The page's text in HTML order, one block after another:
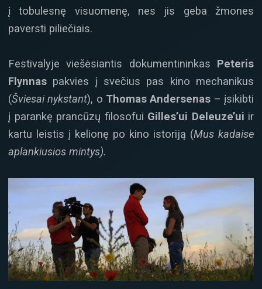
į tobulesnę visuomenę, nes jis geba žmones
paversti piliečiais.
Festivalyje viešėsiantis dokumentininkas Peteris
Flynnas pakvies į svečius pas kino mechanikus
(Šviesai nykstant), o Thomas Andersenas – įsikibti
į parankę prancūzų filosofui Gilles’ui Deleuze’ui ir
kartu leistis į kelionę po kino istoriją (Mus kadaise
aplankiusios mintys).